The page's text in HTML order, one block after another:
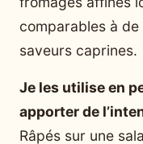
comparables à
saveurs caprines.
Je les utilise en
apporter de
Râpés sur une